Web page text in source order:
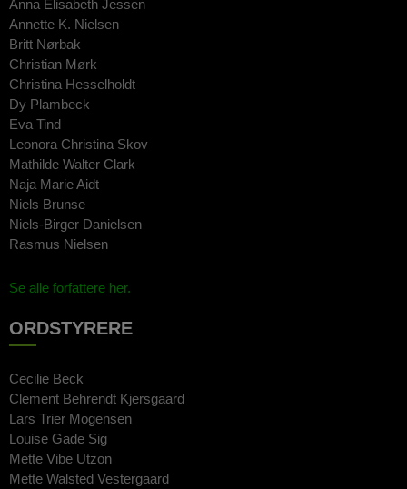
Anna Elisabeth Jessen
Annette K. Nielsen
Britt Nørbak
Christian Mørk
Christina Hesselholdt
Dy Plambeck
Eva Tind
Leonora Christina Skov
Mathilde Walter Clark
Naja Marie Aidt
Niels Brunse
Niels-Birger Danielsen
Rasmus Nielsen
Se alle forfattere her.
ORDSTYRERE
Cecilie Beck
Clement Behrendt Kjersgaard
Lars Trier Mogensen
Louise Gade Sig
Mette Vibe Utzon
Mette Walsted Vestergaard